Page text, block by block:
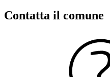
Contatta il comune